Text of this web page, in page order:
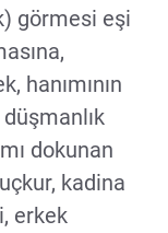
görmesi eşi
hanımının
dokunan
kadina
erkek